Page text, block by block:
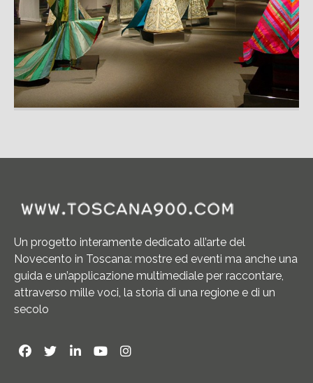
Un progetto interamente dedicato all’arte del
Novecento in Toscana: mostre ed eventi ma anche una
guida e un’applicazione multimediale per raccontare,
attraverso mille voci, la storia di una regione e di un
secolo